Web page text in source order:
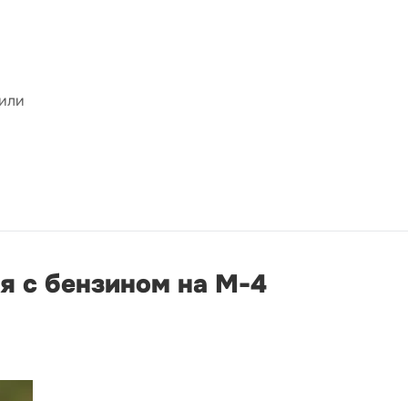
с бензином на М-4